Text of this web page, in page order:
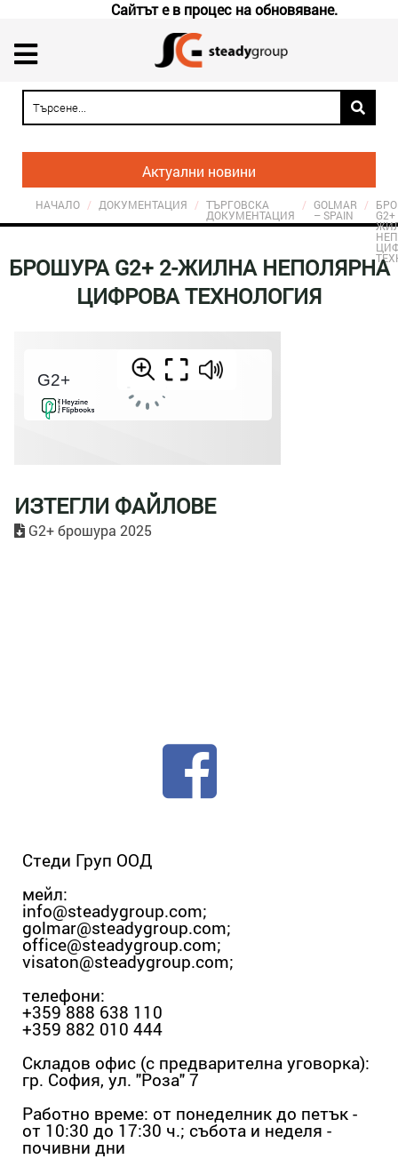
Сайтът е в процес на обновяване.
Актуални новини
НАЧАЛО / ДОКУМЕНТАЦИЯ / ТЪРГОВСКА
ДОКУМЕНТАЦИЯ
/ GOLMAR
– SPAIN
/
G2+
БРОШУРА G2+ 2-ЖИЛНА НЕПОЛЯРНА
ЦИФРОВА ТЕХНОЛОГИЯ
ИЗТЕГЛИ ФАЙЛОВЕ
G2+ брошура 2025
Стеди Груп ООД
мейл:
info@steadygroup.com;
golmar@steadygroup.com;
office@steadygroup.com;
visaton@steadygroup.com;
телефони:
+359 888 638 110
+359 882 010 444
Складов офис (с предварителна уговорка):
гр. София, ул. "Роза" 7
Работно време: от понеделник до петък -
от 10:30 до 17:30 ч.; събота и неделя -
почивни дни